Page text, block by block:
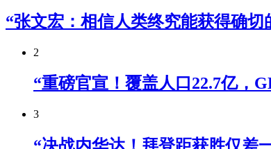
“张文宏：相信人类终究能获得确
2
“重磅官宣！覆盖人口22.7亿，
3